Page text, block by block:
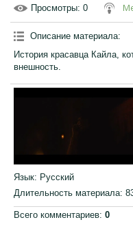
Просмотры: 0
Описание материала:
История красавца Кайла,
внешность.
Язык: Русский
Длительность материала:
Всего комментариев: 0